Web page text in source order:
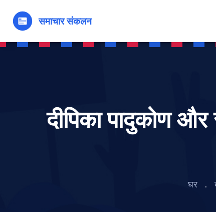
दीपिका पादुकोण
घर